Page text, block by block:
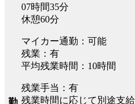
勤
07時間35分
休憩60分
マイカー通勤：可能
残業：有
平均残業時間：10時間
残業手当：有
残業時間に応じて別途支給